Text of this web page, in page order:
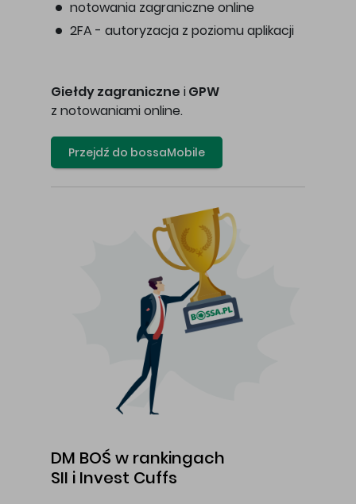
notowania zagraniczne online
2FA - autoryzacja z poziomu aplikacji
Giełdy zagraniczne i GPW
z notowaniami online.
Przejdź do bossaMobile
DM BOŚ w rankingach
SII i Invest Cuffs